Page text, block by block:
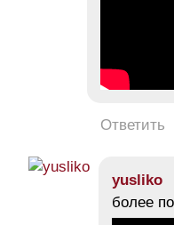
Ответить
yusliko
более